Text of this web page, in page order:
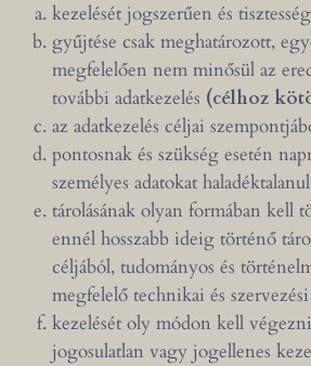
kezelését jogszerűen és
gyűjtése csak meghatározott,
megfelelően nem minősül az
további adatkezelés (célhoz
az adatkezelés céljai
pontosnak és szükség esetén
személyes adatokat
tárolásának olyan formában kell
ennél hosszabb ideig történő
céljából, tudományos és
megfelelő technikai és
kezelését oly módon kell
jogosulatlan vagy jogellenes